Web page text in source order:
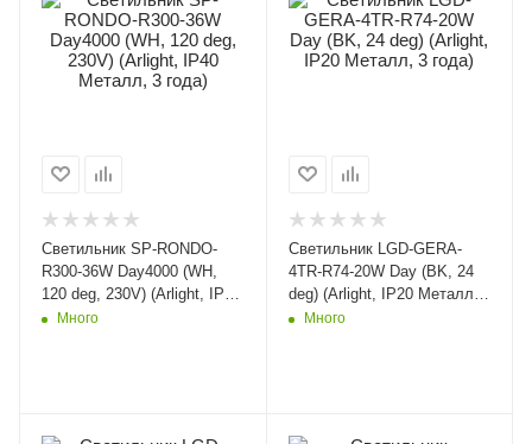
Светильник SP-RONDO-
R300-36W Day4000 (WH,
120 deg, 230V) (Arlight, IP40
Металл, 3 года)
Много
Светильник LGD-GERA-
4TR-R74-20W Day (BK, 24
deg) (Arlight, IP20 Металл,
3 года)
Много